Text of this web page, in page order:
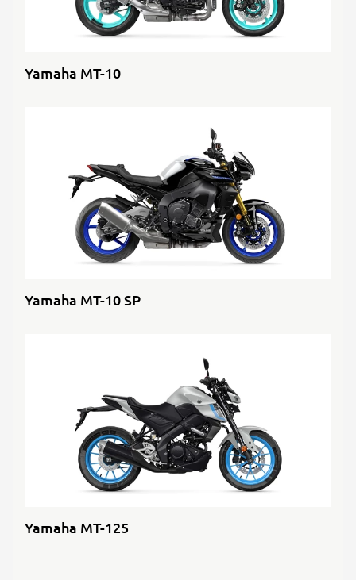
Yamaha MT-10
Yamaha MT-10 SP
Yamaha MT-125